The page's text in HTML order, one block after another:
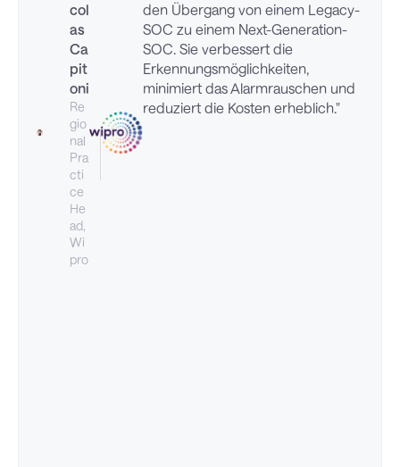
col
as
Ca
pit
oni
Re
gio
nal
Pra
cti
ce
He
ad,
Wi
pro
den Übergang von einem Legacy-
SOC zu einem Next-Generation-
SOC. Sie verbessert die
Erkennungsmöglichkeiten,
minimiert das Alarmrauschen und
reduziert die Kosten erheblich."